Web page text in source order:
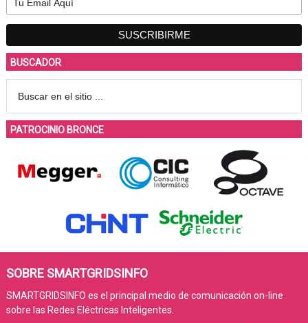
BUSCADOR
PATROCINIO BRONCE
SOBRE SMARTGRIDSINFO
SMARTGRIDSINFO es el principal medio de comunicación on-line
sobre las Redes Eléctricas Inteligentes.